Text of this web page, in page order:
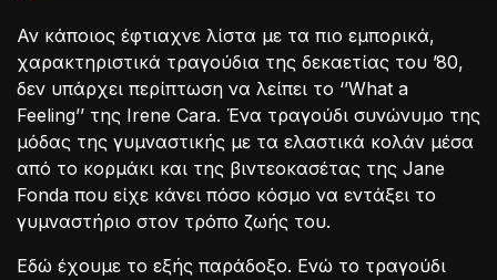
Αν κάποιος έφτιαχνε λίστα με τα πιο εμπορικά,
χαρακτηριστικά τραγούδια της δεκαετίας του ’80,
δεν υπάρχει περίπτωση να λείπει το ‘’What a
Feeling’’ της Irene Cara. Ένα τραγούδι συνώνυμο της
μόδας της γυμναστικής με τα ελαστικά κολάν μέσα
από το κορμάκι και της βιντεοκασέτας της Jane
Fonda που είχε κάνει πόσο κόσμο να εντάξει το
γυμναστήριο στον τρόπο ζωής του.
Εδώ έχουμε το εξής παράδοξο. Ενώ το τραγούδι